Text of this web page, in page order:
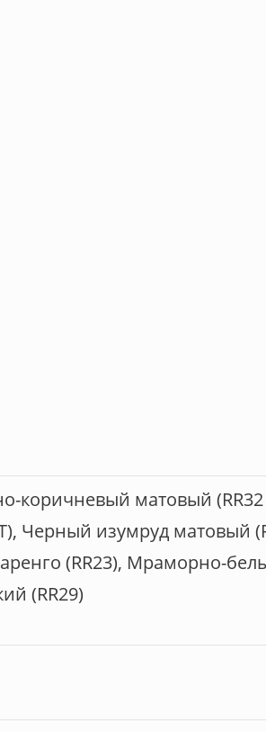
коричневый матовый
Черный изумруд матовый
(RR23), Мраморно-
(RR29)